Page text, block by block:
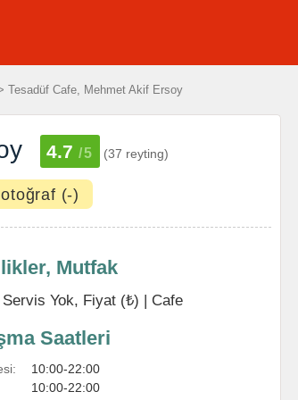
Tesadüf Cafe, Mehmet Akif Ersoy
4.7 /5 (37 reyting)
(-)
Mutfak
Yok, Fiyat (₺) | Cafe
Saatleri
10:00-22:00
10:00-22:00